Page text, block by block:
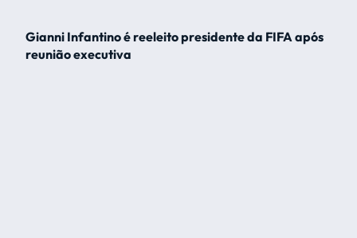
Gianni Infantino é reeleito presidente da FIFA após
reunião executiva